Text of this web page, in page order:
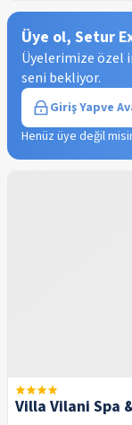
Üye ol, Setur
Üyelerimize özel
seni bekliyor.
Giriş Yapve
Henüz üye değil
Villa Vilani Spa